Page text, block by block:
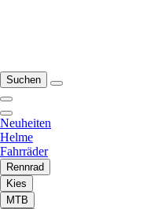
Suchen
Neuheiten
Helme
Fahrräder
Rennrad
Kies
MTB